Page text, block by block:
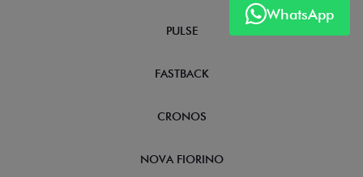
WhatsApp
PULSE
FASTBACK
CRONOS
NOVA FIORINO